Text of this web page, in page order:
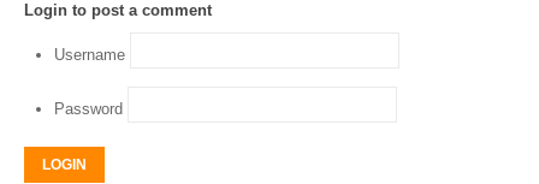
Login to post a comment
Username
Password
LOGIN